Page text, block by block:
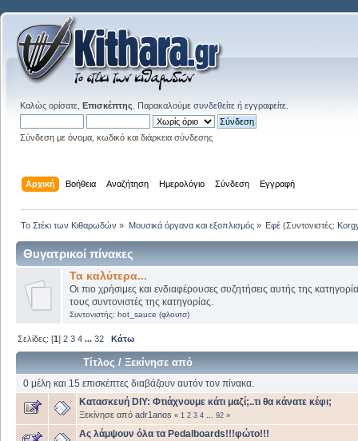
Καλώς ορίσατε, Επισκέπτης . Παρακαλούμε συνδεθείτε ή εγγραφείτε
Σύνδεση με όνομα, κωδικό και διάρκεια σύνδεσης
Αρχική Βοήθεια Αναζήτηση Ημερολόγιο Σύνδεση Εγγραφή
Το Στέκι των Κιθαρωδών » Μουσικά όργανα και εξοπλισμός» Εφέ(Συντονιστές:
Θυγατρικοί πίνακες
Τα καλύτερα...
Οι πιο χρήσιμες και ενδιαφέρουσες συζητήσεις αυτής της
τους συντονιστές της κατηγορίας.
Συντονιστής: hot_sauce (φλουτσ)
Σελίδες: [1]2 3 4 ...32 Κάτω
Τίτλος /Ξεκίνησε από
0 μέλη και 15 επισκέπτες διαβάζουν αυτόν τον πίνακα.
Κατασκευή DIY: Φτιάχνουμε κάτι μαζί;..τι θα κάνατε κέφι;
Ξεκίνησε από adr1anos « 1 2 3 4 ... 92 »
Ας λάμψουν όλα τα Pedalboards!!!φώτο!!!